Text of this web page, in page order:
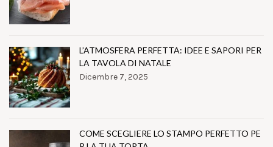
L’ATMOSFERA PERFETTA: IDEE E SAPORI PER
LA TAVOLA DI NATALE
Dicembre 7, 2025
COME SCEGLIERE LO STAMPO PERFETTO PE